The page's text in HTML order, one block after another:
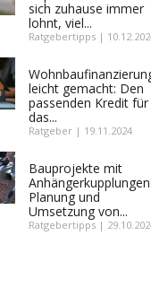
sich zuhause immer
lohnt, viel...
Ratgebertipps |
leicht gemacht: Den
passenden Kredit für
das...
Ratgeber | 19.11.2024
Bauprojekte mit
Anhängerkupplungen:
Planung und
Umsetzung von...
Ratgebertipps |